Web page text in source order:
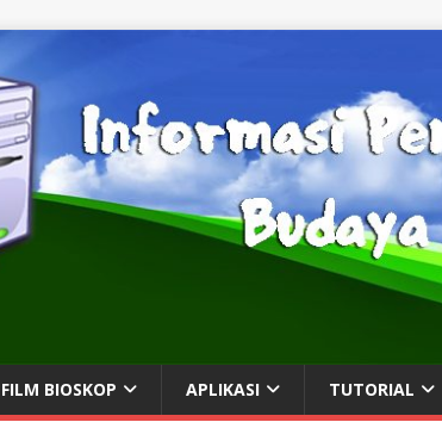
FILM BIOSKOP APLIKASI TUTORIAL